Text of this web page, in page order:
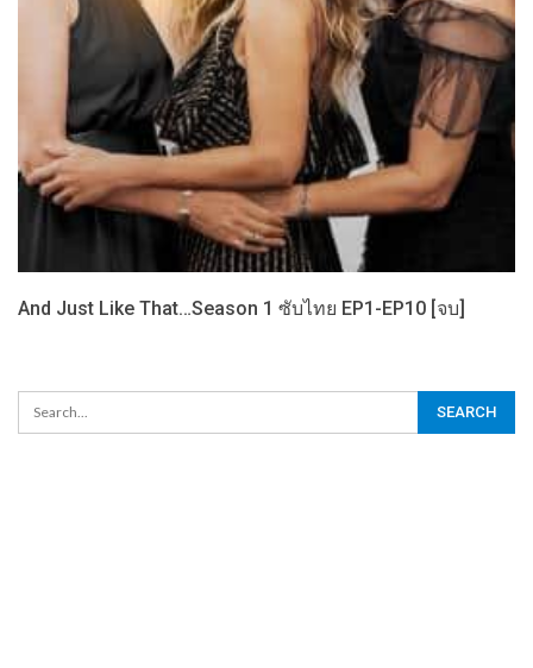
And Just Like That…Season 1 ซับไทย EP1-EP10 [จบ]